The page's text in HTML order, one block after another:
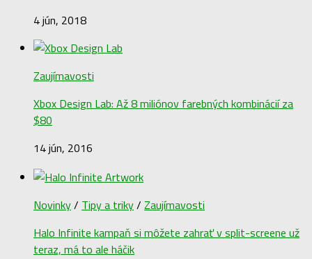
4 jún, 2018
Zaujímavosti
Xbox Design Lab: Až 8 miliónov farebných kombinácií za
$80
14 jún, 2016
Novinky/ Tipy a triky/ Zaujímavosti
Halo Infinite kampaň si môžete zahrať v split-screene už
teraz, má to ale háčik